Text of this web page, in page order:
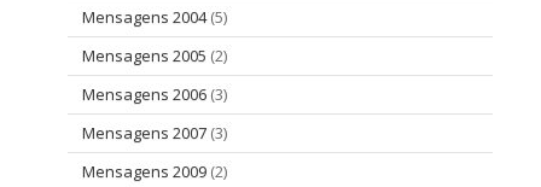
Mensagens 2004(5)
Mensagens 2005 (2)
Mensagens 2006 (3)
Mensagens 2007 (3)
Mensagens 2009 (2)